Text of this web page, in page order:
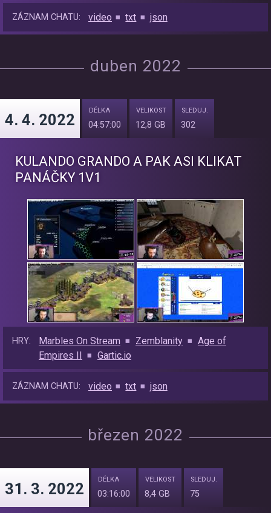
ZÁZNAM CHATU: video txt json
duben 2022
4. 4. 2022
DÉLKA
04:57:00
VELIKOST
12,8 GB
SLEDUJ.
302
KULANDO GRANDO A PAK ASI KLIKAT
PANÁČKY 1V1
HRY: Marbles On Stream Zemblanity
Age of
Empires II
Gartic.io
ZÁZNAM CHATU: video txt json
březen 2022
31. 3. 2022
DÉLKA
03:16:00
VELIKOST
8,4 GB
SLEDUJ.
75